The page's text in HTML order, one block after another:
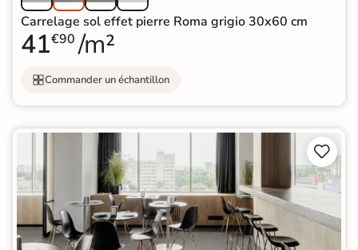
Carrelage sol effet pierre Roma grigio 30x60 cm
41€90 /m²
Commander un échantillon

